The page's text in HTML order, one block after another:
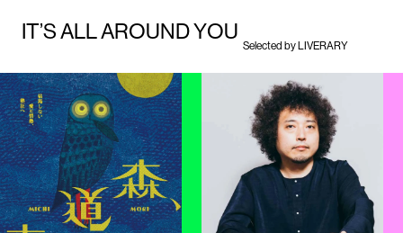
IT’SALLAROUNDYOU
Selected by LIVERARY